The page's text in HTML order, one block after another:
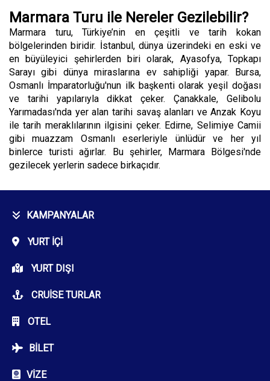
Marmara Turu ile Nereler Gezilebilir?
Marmara turu, Türkiye’nin en çeşitli ve tarih kokan
bölgelerinden biridir. İstanbul, dünya üzerindeki en eski ve
en büyüleyici şehirlerden biri olarak, Ayasofya, Topkapı
Sarayı gibi dünya miraslarına ev sahipliği yapar. Bursa,
Osmanlı İmparatorluğu'nun ilk başkenti olarak yeşil doğası
ve tarihi yapılarıyla dikkat çeker. Çanakkale, Gelibolu
Yarımadası'nda yer alan tarihi savaş alanları ve Anzak Koyu
ile tarih meraklılarının ilgisini çeker. Edirne, Selimiye Camii
gibi muazzam Osmanlı eserleriyle ünlüdür ve her yıl
binlerce turisti ağırlar. Bu şehirler, Marmara Bölgesi'nde
gezilecek yerlerin sadece birkaçıdır.
KAMPANYALAR
YURT İÇI
YURT DIŞI
CRUISE TURLAR
OTEL
BILET
VIZE